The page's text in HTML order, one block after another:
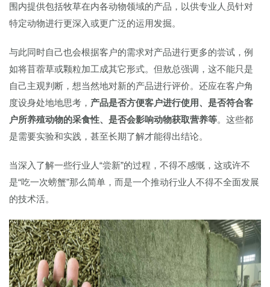
围内提供包括牧草在内各动物领域的产品，以供专业人员针对
特定动物进行更深入或更广泛的运用发掘。
与此同时自己也会根据客户的需求对产品进行更多的尝试，例
如将苜蓿草或颗粒加工成其它形式。但敖总强调，这不能只是
自己主观判断，想当然地对新的产品进行评价。还应在客户角
度设身处地地思考， 产品是否方便客户进行使用、是否符合客
户所养殖动物的采食性、是否会影响动物获取营养等。这些都
是需要实验和实践，甚至长期了解才能得出结论。
当深入了解一些行业人“尝新”的过程，不得不感慨，这或许不
是“吃一次螃蟹”那么简单，而是一个推动行业人不得不全面发展
的技术活。